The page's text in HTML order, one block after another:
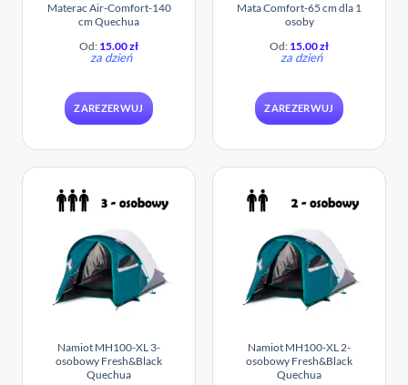
Materac Air-Comfort-140
cm Quechua
Od: 15.00zł
za dzień
ZAREZERWUJ
Mata Comfort-65 cm dla 1
osoby
Od: 15.00zł
za dzień
ZAREZERWUJ
Namiot MH100-XL 3-
osobowy Fresh&Black​
Quechua
Namiot MH100-XL 2-
osobowy Fresh&Black​
Quechua